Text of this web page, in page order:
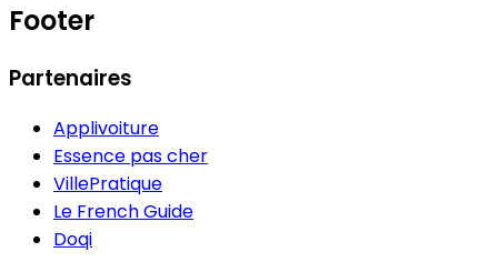
Footer
Partenaires
Applivoiture
Essence pas cher
VillePratique
Le French Guide
Doqi